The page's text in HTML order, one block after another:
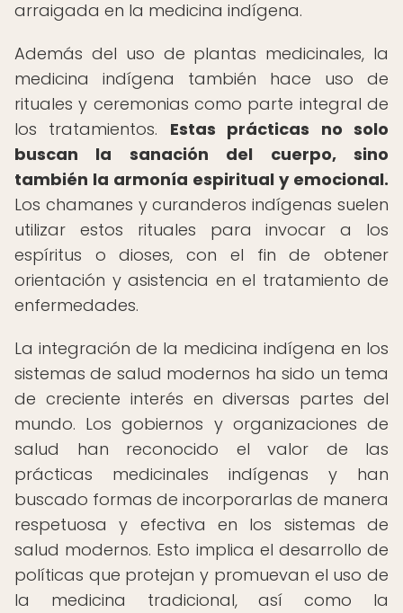
arraigada en la medicina indígena.
Además del uso de plantas medicinales, la
medicina indígena también hace uso de
rituales y ceremonias como parte integral de
los tratamientos. Estas prácticas no solo
buscan la sanación del cuerpo, sino
también la armonía espiritual y emocional.
Los chamanes y curanderos indígenas suelen
utilizar estos rituales para invocar a los
espíritus o dioses, con el fin de obtener
orientación y asistencia en el tratamiento de
enfermedades.
La integración de la medicina indígena en los
sistemas de salud modernos ha sido un tema
de creciente interés en diversas partes del
mundo. Los gobiernos y organizaciones de
salud han reconocido el valor de las
prácticas medicinales indígenas y han
buscado formas de incorporarlas de manera
respetuosa y efectiva en los sistemas de
salud modernos. Esto implica el desarrollo de
políticas que protejan y promuevan el uso de
la medicina tradicional, así como la